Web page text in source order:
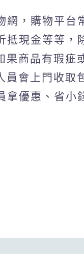
，購物平台
現金等等，
果商品有瑕疵
員會上門收取
優惠、省小